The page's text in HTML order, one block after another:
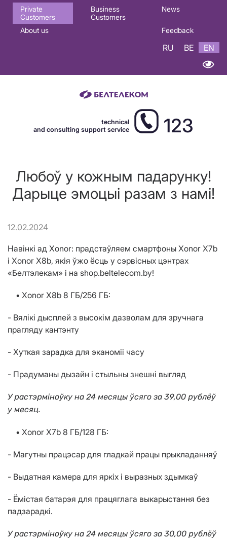
Основная
навигация
Private
Customers
Business
Customers
News
About us Feedback
RU BE EN
technical
and consulting support service
123
Любоў у кожным падарунку!
Дарыце эмоцыі разам з намі!
12.02.2024
Навінкі ад Xonor: прадстаўляем смартфоны Xonor X7b
і Xonor X8b, якія ўжо ёсць у сэрвісных цэнтрах
«Белтэлекам» і на shop.beltelecom.by!
• Xonor X8b 8 ГБ/256 ГБ:
- Вялікі дысплей з высокім дазволам для зручнага
прагляду кантэнту
- Хуткая зарадка для эканоміі часу
- Прадуманы дызайн і стыльны знешні выгляд
У растэрміноўку на 24 месяцы ўсяго за 39,00 рублёў
у месяц.
• Xonor X7b 8 ГБ/128 ГБ:
- Магутны працэсар для гладкай працы прыкладанняў
- Выдатная камера для яркіх і выразных здымкаў
- Ёмістая батарэя для працяглага выкарыстання без
падзарадкі.
У растэрміноўку на 24 месяцы ўсяго за 30,00 рублёў